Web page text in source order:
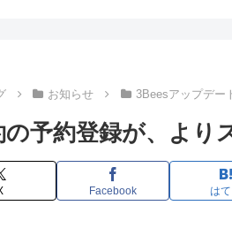
お知らせ 3Beesアップデー
予約登録が、より
Facebook は